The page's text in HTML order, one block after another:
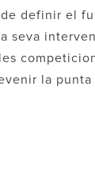
definir el
seva
la punta